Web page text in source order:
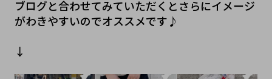
ブログと合わせてみていただくとさらにイメージ
がわきやすいのでオススメです♪
↓